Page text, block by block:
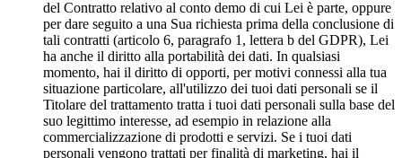
del Contratto relativo al conto demo di cui Lei è parte, oppure
per dare seguito a una Sua richiesta prima della conclusione di
tali contratti (articolo 6, paragrafo 1, lettera b del GDPR), Lei
ha anche il diritto alla portabilità dei dati. In qualsiasi
momento, hai il diritto di opporti, per motivi connessi alla tua
situazione particolare, all'utilizzo dei tuoi dati personali se il
Titolare del trattamento tratta i tuoi dati personali sulla base del
suo legittimo interesse, ad esempio in relazione alla
commercializzazione di prodotti e servizi. Se i tuoi dati
personali vengono trattati per finalità di marketing, hai il